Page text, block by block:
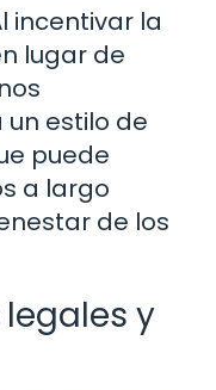
incentivar la
lugar de
estilo de
puede
a largo
de los
y